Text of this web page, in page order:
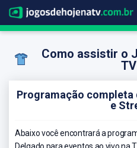
Como assistir o
Programação completa
e
Abaixo você encontrará a
Delgado para eventos ao vivo na